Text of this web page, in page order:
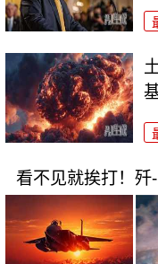
看不见就挨打！